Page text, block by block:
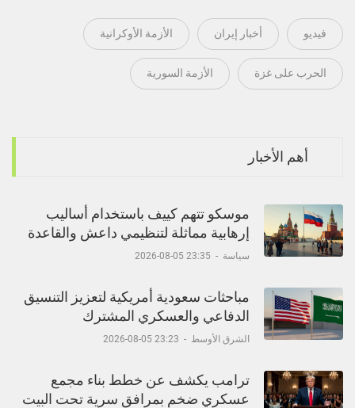
فيديو أخبار إيران الأزمة الأوكرانية
الحرب على غزة الأزمة السورية
أهم الأخبار
موسكو تتهم كييف باستخدام أساليب
إرهابية مماثلة لتنظيمي داعش والقاعدة
سياسة -
23:35 05-08-2026
مباحثات سعودية أمريكية لتعزيز التنسيق
الدفاعي والعسكري المشترك
الشرق الأوسط -
23:23 05-08-2026
ترامب يكشف عن خطط بناء مجمع
عسكري ضخم بمرافق سرية تحت البيت